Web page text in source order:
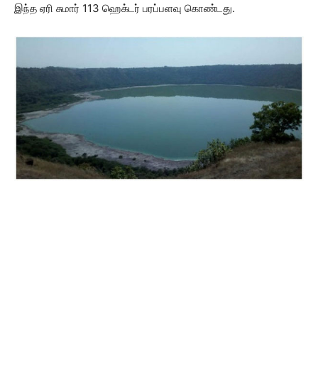
இந்த ஏரி சுமார் 113 ஹெக்டர் பரப்பளவு கொண்டது.